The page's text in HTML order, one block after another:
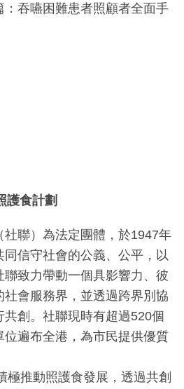
吞嚥困難患者照顧者全面手
護食計劃
聯）為法定團體，於1947年
同信守社會的公義、公平，以
致力帶動一個具影響力、彼
社會服務界，並透過跨界別協
創。社聯現時有超過520個
遍布全港，為市民提供優質
極推動照護食發展，透過共創